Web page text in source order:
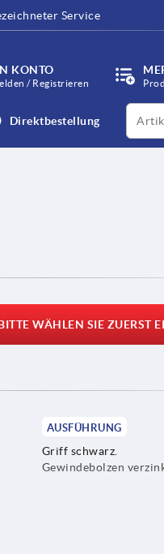
Service
KONTO
/ Registrieren
Direktbestellung
WÄHLEN SIE ZUERST
AUSFÜHRUNG
Griff schwarz.
Gewindebolzen